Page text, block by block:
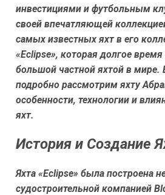
инвестициями и футбольным
своей впечатляющей
самых известных яхт в его
«Eclipse», которая долгое
большой частной яхтой в мире.
подробно рассмотрим яхту
особенности, технологии и
яхт.
История и Создание
Яхта «Eclipse» была построена
судостроительной компанией